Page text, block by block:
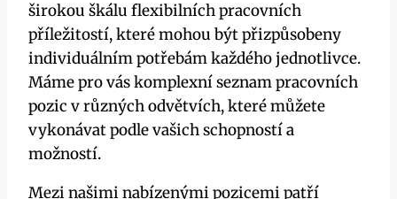
širokou škálu flexibilních pracovních
příležitostí, které mohou být přizpůsobeny
individuálním potřebám každého jednotlivce.
Máme pro vás komplexní seznam pracovních
pozic v různých odvětvích, které můžete
vykonávat podle vašich schopností a
možností.
Mezi našimi nabízenými pozicemi patří